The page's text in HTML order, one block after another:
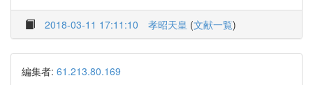
2018-03-11 17:11:10 孝昭天皇 (文献一覧)
編集者: 61.213.80.169